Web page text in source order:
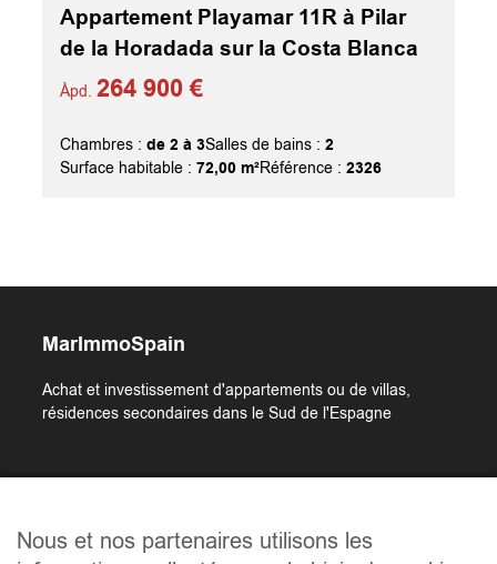
Appartement Playamar 11R à Pilar
de la Horadada sur la Costa Blanca
Àpd.264 900 €
Chambres :de 2 à 3Salles de bains :2
Surface habitable :72,00 m²Référence :2326
MarImmoSpain
Achat et investissement d'appartements ou de villas,
résidences secondaires dans le Sud de l'Espagne
Accueil
Nous et nos partenaires utilisons les